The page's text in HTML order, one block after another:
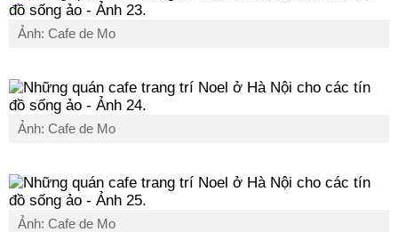
Ảnh: Cafe de Mo
Ảnh: Cafe de Mo
Ảnh: Cafe de Mo